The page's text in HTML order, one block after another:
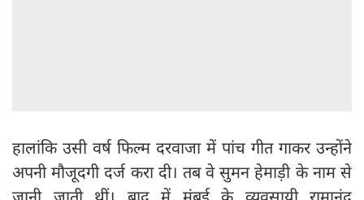
हालांकि उसी वर्ष फिल्म दरवाजा में पांच गीत गाकर उन्होंने
अपनी मौजूदगी दर्ज करा दी। तब वे सुमन हेमाड़ी के नाम से